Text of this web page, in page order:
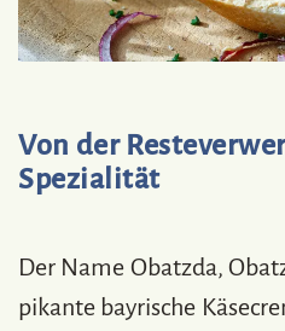
Von der
Spezialität
Der Name Obatzda,
pikante bayrische